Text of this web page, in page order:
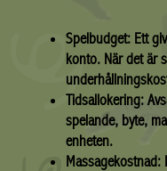
Spelbudget: Ett
konto. När det är
Tidsallokering:
spelande, byte,
enheten.
Massagekostnad: